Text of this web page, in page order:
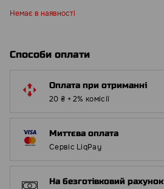
Немає в наявності
Способи оплати
Оплата при отриманні
20 ₴ + 2% комісії
Миттєва оплата
Сервіс LiqPay
На безготівковий рахунок